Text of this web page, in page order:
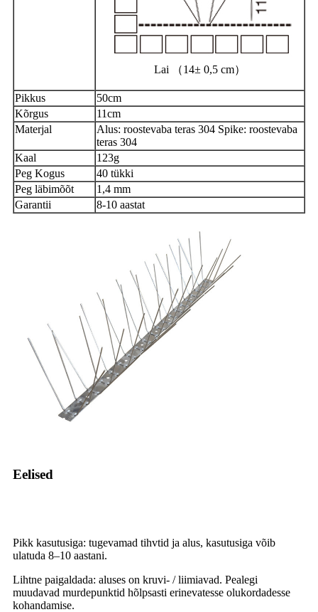
Lai （14± 0,5 cm）
Pikkus
50cm
Kõrgus
11cm
Materjal
Alus: roostevaba teras 304 Spike: roostevaba
teras 304
Kaal
123g
Peg Kogus
40 tükki
Peg läbimõõt
1,4 mm
Garantii
8-10 aastat
Eelised
Pikk kasutusiga: tugevamad tihvtid ja alus, kasutusiga võib
ulatuda 8–10 aastani.
Lihtne paigaldada: aluses on kruvi- / liimiavad. Pealegi
muudavad murdepunktid hõlpsasti erinevatesse olukordadesse
kohandamise.